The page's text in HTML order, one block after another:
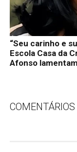
“Seu carinho e
Escola Casa da
Afonso
COMENTÁRIOS